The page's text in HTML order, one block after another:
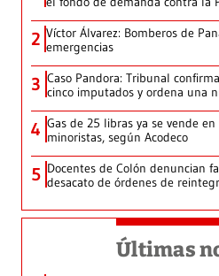
2 Víctor Álvarez: Bomberos de
emergencias
3 Caso Pandora: Tribunal
cinco imputados y ordena una
4 Gas de 25 libras ya se vende
minoristas, según Acodeco
5 Docentes de Colón denuncian
desacato de órdenes de
Últimas